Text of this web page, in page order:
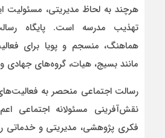
هرچند به لحاظ مدیریتی، مسئولیت
تهذیب مدرسه است. پایگاه
هماهنگ، منسجم و پویا برای
مانند بسیج، هیات، گروه‌های
رسالت اجتماعی منحصر به
نقش‌آفرینی مسئولانه اجتماعی
فکری پژوهشی، مدیریتی و خدماتی را